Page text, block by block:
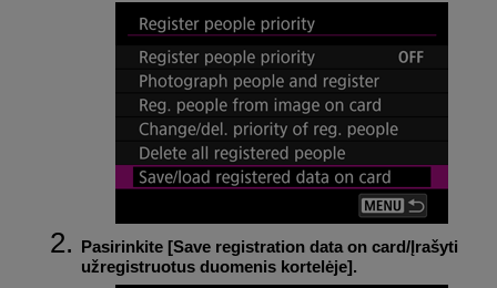
Pasirinkite [Save registration data on card/Įrašyti
užregistruotus duomenis kortelėje].